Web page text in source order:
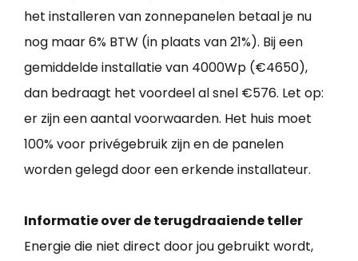
het installeren van zonnepanelen betaal je nu
nog maar 6% BTW (in plaats van 21%). Bij een
gemiddelde installatie van 4000Wp (€4650),
dan bedraagt het voordeel al snel €576. Let op:
er zijn een aantal voorwaarden. Het huis moet
100% voor privégebruik zijn en de panelen
worden gelegd door een erkende installateur.
Informatie over de terugdraaiende teller
Energie die niet direct door jou gebruikt wordt,